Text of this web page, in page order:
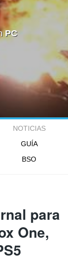
PC
NOTICIAS
GUÍA
BSO
para
One,